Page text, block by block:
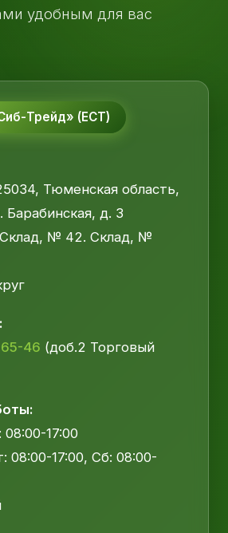
удобным для вас
Трейд» (ЕСТ)
Тюменская область,
Барабинская, д. 3
№ 42. Склад, №
46 (доб.2 Торговый
17:00
08:00-17:00, Сб: 08:00-